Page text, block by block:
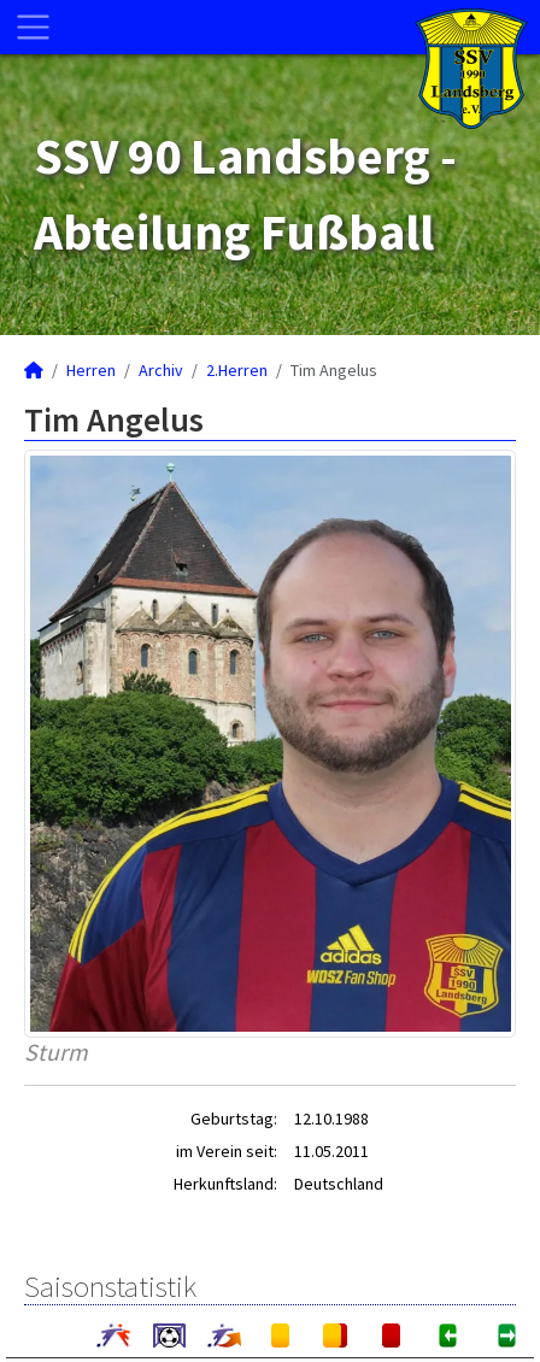
SSV 90 Landsberg -
Abteilung Fußball
Herren Archiv 2.Herren Tim Angelus
Tim Angelus
Sturm
Geburtstag:
12.10.1988
im Verein seit:
11.05.2011
Herkunftsland:
Deutschland
Saisonstatistik